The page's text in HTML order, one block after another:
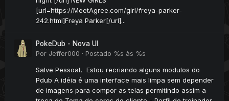
[url=https://MeetAgree.com/girl/freya-parker-
242.html]Freya Parker[/url]...
PokeDub - Nova UI
Por Jeffer000 · Postado %s às %s
Salve Pessoal, Estou recriando alguns modulos do
Pdub A idéia é uma interface mais limpa sem depender
de imagens para compor as telas permitindo assim a